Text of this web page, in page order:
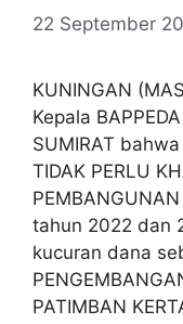
22 September
KUNINGAN
Kepala
SUMIRAT
TIDAK PERLU
tahun 2022 dan
kucuran dana
PATIMBAN